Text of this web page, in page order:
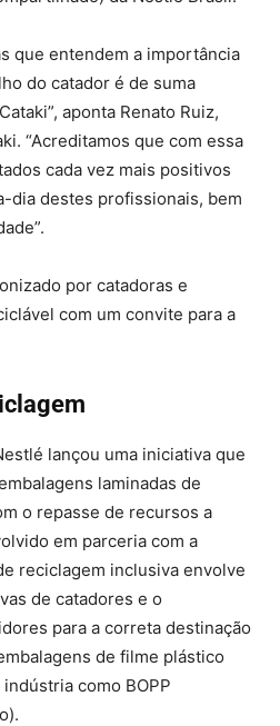
que entendem a importância
do catador é de suma
aponta Renato Ruiz,
“Acreditamos que com essa
cada vez mais positivos
dia destes profissionais, bem
por catadoras e
com um convite para a
lançou uma iniciativa que
laminadas de
o repasse de recursos a
em parceria com a
reciclagem inclusiva envolve
de catadores e o
para a correta destinação
de filme plástico
como BOPP